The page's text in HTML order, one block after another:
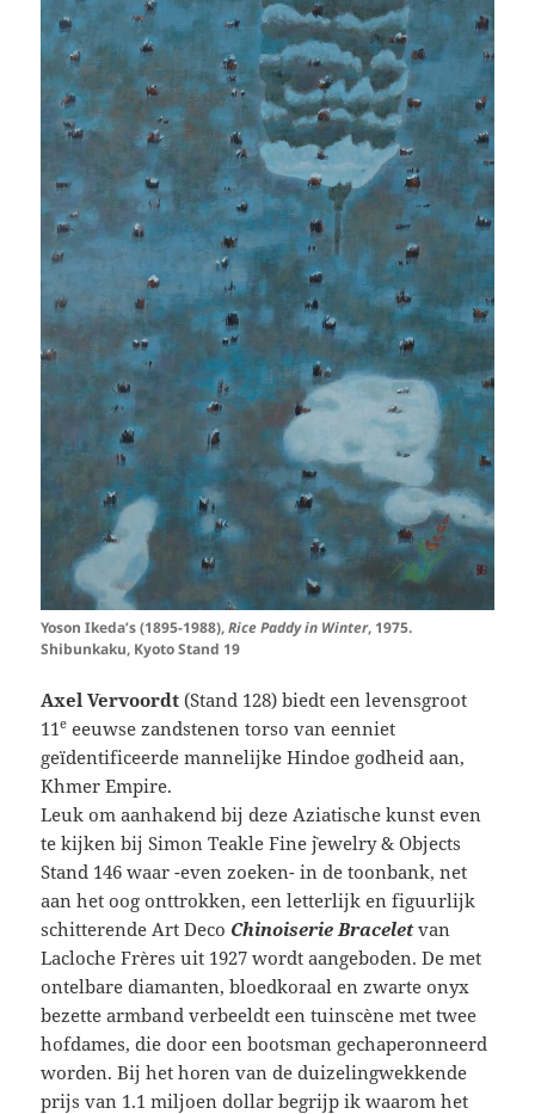
Yoson Ikeda’s (1895-1988),Rice Paddy in Winter, 1975.
Shibunkaku, Kyoto Stand 19
Axel Vervoordt(Stand 128) biedt een levensgroot
11e eeuwse zandstenen torso van eenniet
geïdentificeerde mannelijke Hindoe godheid aan,
Khmer Empire.
Leuk om aanhakend bij deze Aziatische kunst even
te kijken bij Simon Teakle Fine `jewelry & Objects
Stand 146 waar -even zoeken- in de toonbank, net
aan het oog onttrokken, een letterlijk en figuurlijk
schitterende Art Deco Chinoiserie Braceletvan
Lacloche Frères uit 1927 wordt aangeboden. De met
ontelbare diamanten, bloedkoraal en zwarte onyx
bezette armband verbeeldt een tuinscène met twee
hofdames, die door een bootsman gechaperonneerd
worden. Bij het horen van de duizelingwekkende
prijs van 1.1 miljoen dollar begrijp ik waarom het